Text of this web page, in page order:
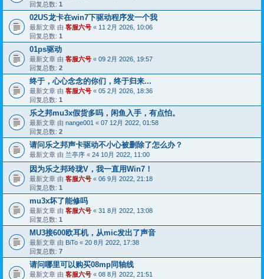
回复总数: 1
02US龙卡在win7下驱动程序发一个我
最新文章 由 客服六号 « 11 2月 2026, 10:06
回复总数: 1
01ps驱动
最新文章 由 客服六号 « 09 2月 2026, 19:57
回复总数: 2
终于，心心念念的你们，终于归来...
最新文章 由 客服六号 « 05 2月 2026, 18:36
回复总数: 1
乐之邦mu3x假货多吗，闲鱼入手，有点怕。
最新文章 由 nange001 « 07 12月 2022, 01:58
回复总数: 2
请问乐之邦声卡驱动不小心被删除了怎么办？
最新文章 由 兰亭序 « 24 10月 2022, 11:00
因为乐之邦玲珑V，我一直用Win7！
最新文章 由 客服六号 « 06 9月 2022, 21:18
回复总数: 1
mu3x坏了能修吗
最新文章 由 客服六号 « 31 8月 2022, 13:08
回复总数: 1
MU3接600欧耳机，从mic发出了声音
最新文章 由 BiTo « 20 8月 2022, 17:38
回复总数: 7
请问哪里可以购买08mp同轴线
最新文章 由 客服六号 « 08 8月 2022, 21:51